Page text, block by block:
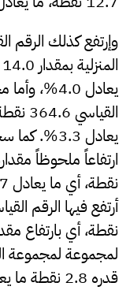
وإرتفع كذلك الرقم
يعادل
يعادل
قدره 2.8 نقطة ما يعادل %1.4.